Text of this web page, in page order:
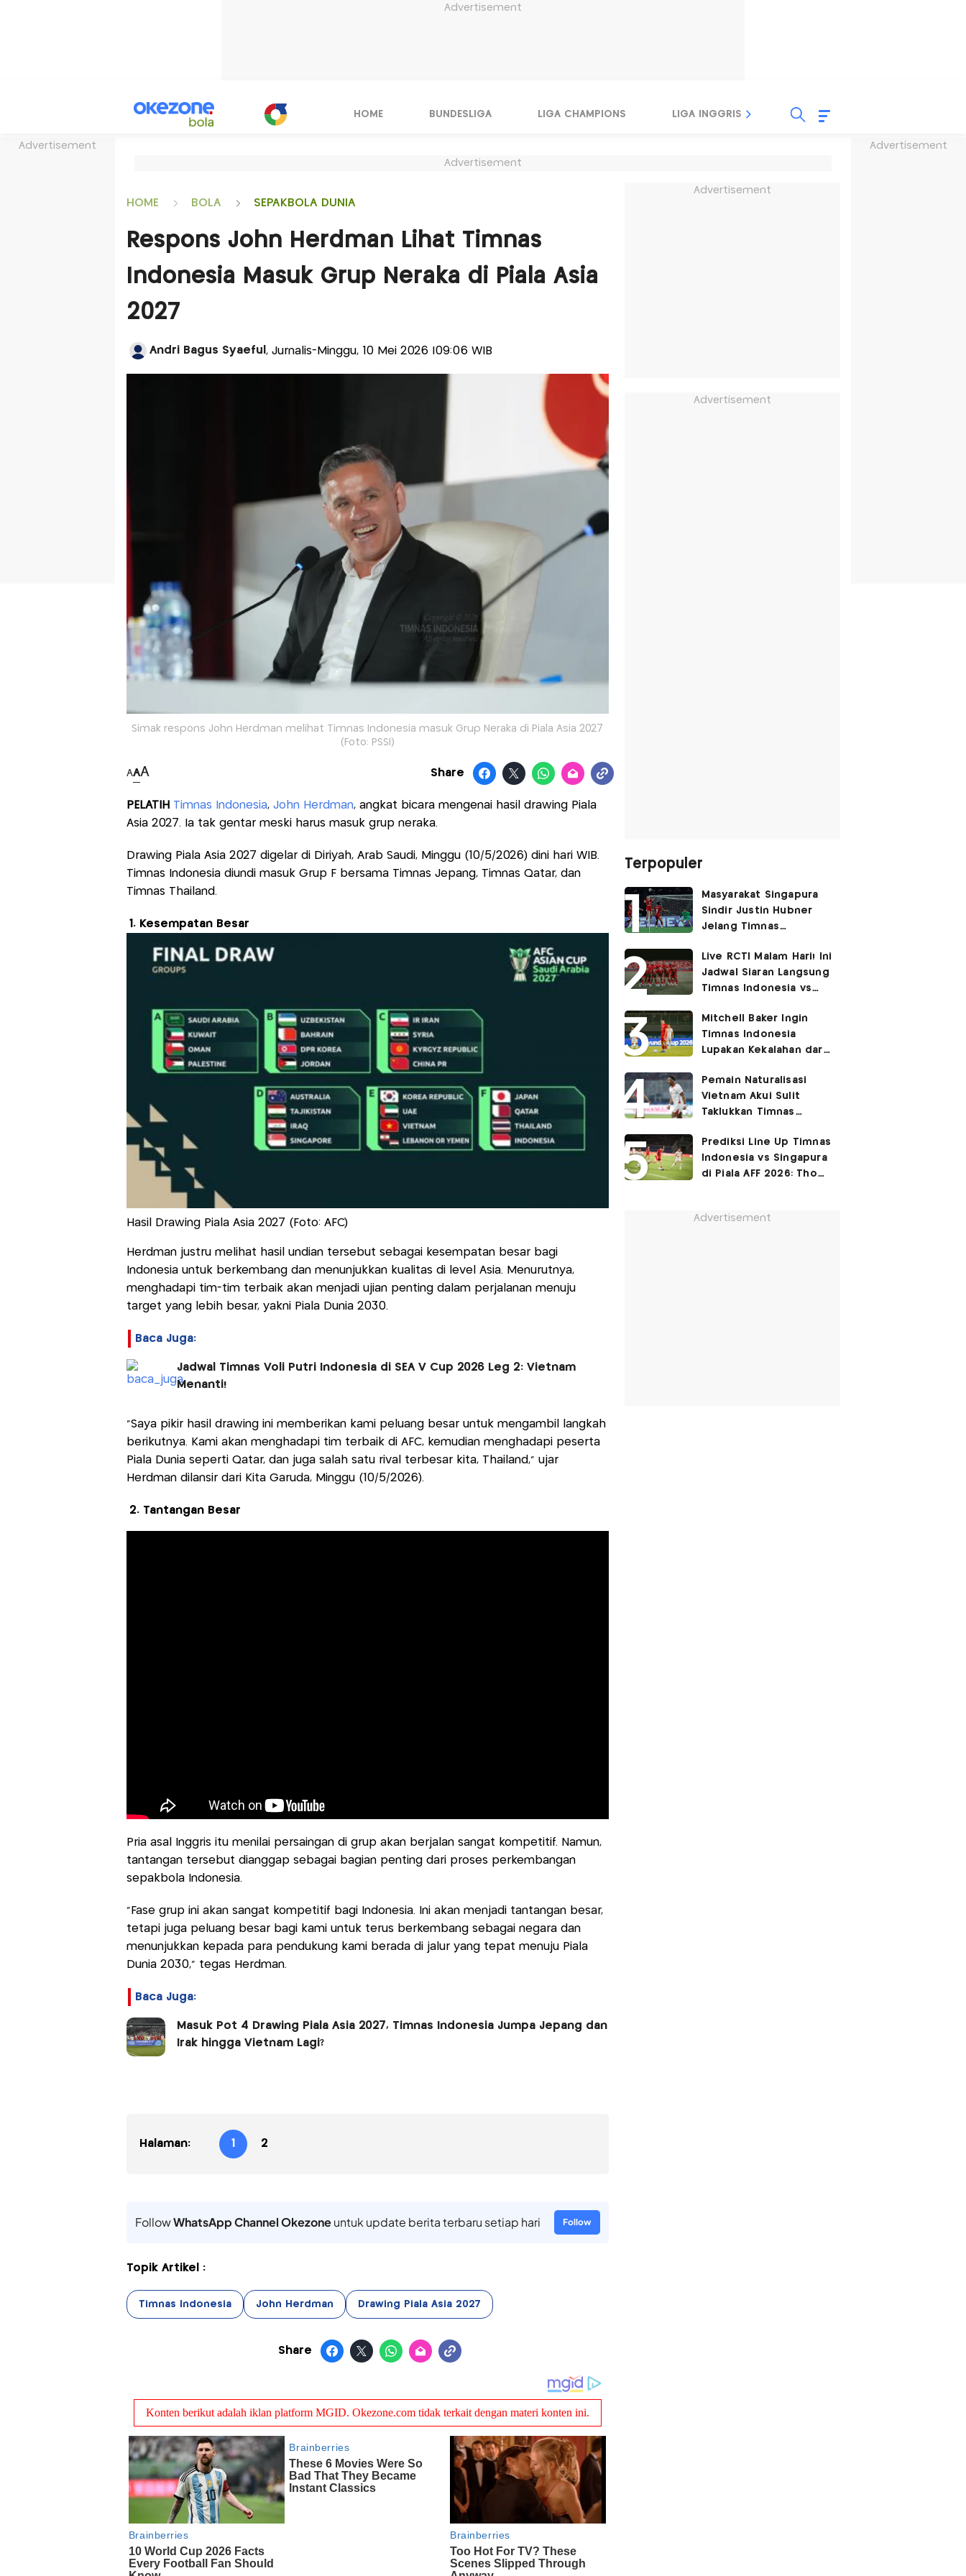
Advertisement
Advertisement Advertisement
HOME BUNDESLIGA LIGA CHAMPIONS LIGA INGGRIS LIGA ITALIA
Advertisement
HOME BOLA SEPAKBOLA DUNIA
Respons John Herdman Lihat Timnas
Indonesia Masuk Grup Neraka di Piala Asia
2027
Andri Bagus Syaeful , Jurnalis-Minggu, 10 Mei 2026 |09:06 WIB
Simak respons John Herdman melihat Timnas Indonesia masuk Grup Neraka di Piala Asia 2027
(Foto: PSSI)
AAA Share
PELATIH Timnas Indonesia, John Herdman, angkat bicara mengenai hasil drawing Piala
Asia 2027. Ia tak gentar meski harus masuk grup neraka.
Drawing Piala Asia 2027 digelar di Diriyah, Arab Saudi, Minggu (10/5/2026) dini hari WIB.
Timnas Indonesia diundi masuk Grup F bersama Timnas Jepang, Timnas Qatar, dan
Timnas Thailand.
1. Kesempatan Besar
Hasil Drawing Piala Asia 2027 (Foto: AFC)
Herdman justru melihat hasil undian tersebut sebagai kesempatan besar bagi
Indonesia untuk berkembang dan menunjukkan kualitas di level Asia. Menurutnya,
menghadapi tim-tim terbaik akan menjadi ujian penting dalam perjalanan menuju
target yang lebih besar, yakni Piala Dunia 2030.
Baca Juga:
Jadwal Timnas Voli Putri Indonesia di SEA V Cup 2026 Leg 2: Vietnam
Menanti!
“Saya pikir hasil drawing ini memberikan kami peluang besar untuk mengambil langkah
berikutnya. Kami akan menghadapi tim terbaik di AFC, kemudian menghadapi peserta
Piala Dunia seperti Qatar, dan juga salah satu rival terbesar kita, Thailand,” ujar
Herdman dilansir dari Kita Garuda, Minggu (10/5/2026).
2. Tantangan Besar
Pria asal Inggris itu menilai persaingan di grup akan berjalan sangat kompetitif. Namun,
tantangan tersebut dianggap sebagai bagian penting dari proses perkembangan
sepakbola Indonesia.
“Fase grup ini akan sangat kompetitif bagi Indonesia. Ini akan menjadi tantangan besar,
tetapi juga peluang besar bagi kami untuk terus berkembang sebagai negara dan
menunjukkan kepada para pendukung kami berada di jalur yang tepat menuju Piala
Dunia 2030," tegas Herdman.
Baca Juga:
Masuk Pot 4 Drawing Piala Asia 2027, Timnas Indonesia Jumpa Jepang dan
Irak hingga Vietnam Lagi?
Halaman: 1 2
FollowWhatsApp Channel Okezoneuntuk update berita terbaru setiap hari Follow
Topik Artikel :
Timnas Indonesia John Herdman Drawing Piala Asia 2027
Share
Advertisement
Advertisement
Terpopuler
Masyarakat Singapura
Sindir Justin Hubner
Jelang Timnas
Ia Seolah-olah Lahir di
Permukiman Kumuh
Jakarta Barat!
Live RCTI Malam Hari! Ini
Jadwal Siaran Langsung
Timnas Indonesia vs
2026
Mitchell Baker Ingin
Timnas Indonesia
Lupakan Kekalahan dari
di Singapura!
Pemain Naturalisasi
Vietnam Akui Sulit
Taklukkan Timnas
Lawan
Prediksi Line Up Timnas
Indonesia vs Singapura
di Piala AFF 2026: Thom
Advertisement